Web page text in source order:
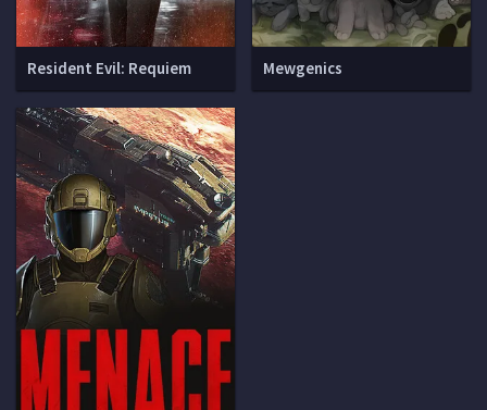
Resident Evil: Requiem Mewgenics